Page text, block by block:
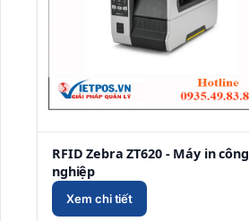
RFID Zebra ZT620 - Máy in công
nghiệp
Xem chi tiết